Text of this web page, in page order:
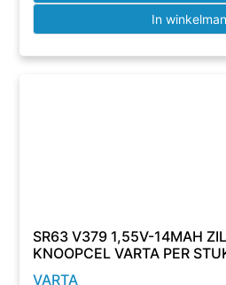
In
SR63 V379 1,55V-14MAH
KNOOPCEL VARTA PER
VARTA